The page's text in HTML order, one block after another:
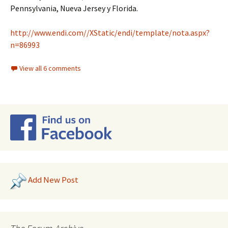
Pennsylvania, Nueva Jersey y Florida.
http://www.endi.com//XStatic/endi/template/nota.aspx?
n=86993
View all 6 comments
Add New Post